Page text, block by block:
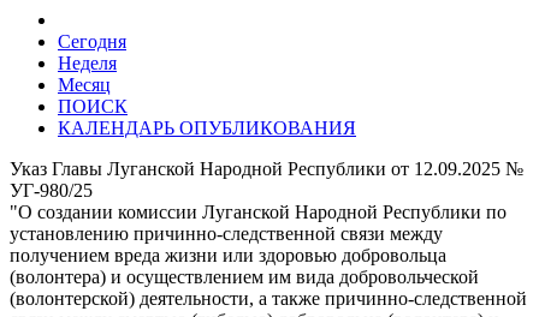
Сегодня
Неделя
Месяц
ПОИСК
КАЛЕНДАРЬ ОПУБЛИКОВАНИЯ
Указ Главы Луганской Народной Республики от 12.09.2025 №
УГ-980/25
"О создании комиссии Луганской Народной Республики по
установлению причинно-следственной связи между
получением вреда жизни или здоровью добровольца
(волонтера) и осуществлением им вида добровольческой
(волонтерской) деятельности, а также причинно-следственной